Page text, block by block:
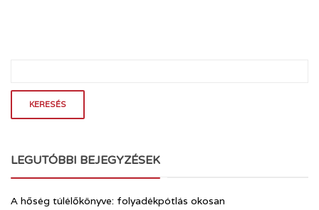
LEGUTÓBBI BEJEGYZÉSEK
A hőség túlélőkönyve: folyadékpótlás okosan